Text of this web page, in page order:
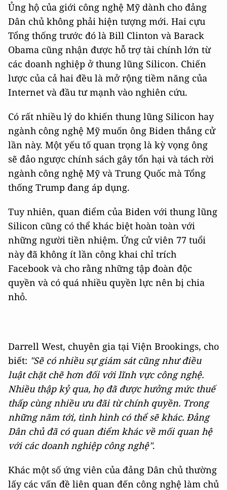
Ủng hộ của giới công nghệ Mỹ dành cho đảng
Dân chủ không phải hiện tượng mới. Hai cựu
Tổng thống trước đó là Bill Clinton và Barack
Obama cũng nhận được hỗ trợ tài chính lớn từ
các doanh nghiệp ở thung lũng Silicon. Chiến
lược của cả hai đều là mở rộng tiềm năng của
Internet và đầu tư mạnh vào nghiên cứu.
Có rất nhiều lý do khiến thung lũng Silicon hay
ngành công nghệ Mỹ muốn ông Biden thắng cử
lần này. Một yếu tố quan trọng là kỳ vọng ông
sẽ đảo ngược chính sách gây tổn hại và tách rời
ngành công nghệ Mỹ và Trung Quốc mà Tổng
thống Trump đang áp dụng.
Tuy nhiên, quan điểm của Biden với thung lũng
Silicon cũng có thể khác biệt hoàn toàn với
những người tiền nhiệm. Ứng cử viên 77 tuổi
này đã không ít lần công khai chỉ trích
Facebook và cho rằng những tập đoàn độc
quyền và có quá nhiều quyền lực nên bị chia
nhỏ.
Darrell West, chuyên gia tại Viện Brookings, cho
biết: "Sẽ có nhiều sự giám sát cũng như điều
luật chặt chẽ hơn đối với lĩnh vực công nghệ.
Nhiều thập kỷ qua, họ đã được hưởng mức thuế
thấp cùng nhiều ưu đãi từ chính quyền. Trong
những năm tới, tình hình có thể sẽ khác. Đảng
Dân chủ đã có quan điểm khác về mối quan hệ
với các doanh nghiệp công nghệ".
Khác một số ứng viên của đảng Dân chủ thường
lấy các vấn đề liên quan đến công nghệ làm chủ